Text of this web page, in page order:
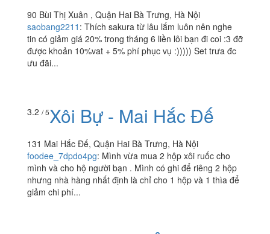
90 Bùi Thị Xuân , Quận Hai Bà Trưng, Hà Nội
saobang2211 : Thích sakura từ lâu lắm luôn nên nghe
tin có giảm giá 20% trong tháng 6 liền lôi bạn đi coi :3 đỡ
được khoản 10%vat + 5% phí phục vụ :))))) Set trưa đc
ưu đãi...
3.2/ 5Xôi Bự - Mai Hắc Đế
131 Mai Hắc Đế, Quận Hai Bà Trưng, Hà Nội